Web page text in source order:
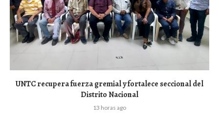
UNTC recupera fuerza gremial y fortalece seccional del
Distrito Nacional
13 horas ago